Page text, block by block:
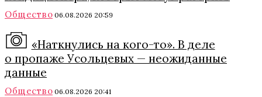
Общество 06.08.2026 20:59
«Наткнулись на кого-то». В деле
о пропаже Усольцевых — неожиданные
данные
Общество 06.08.2026 20:41